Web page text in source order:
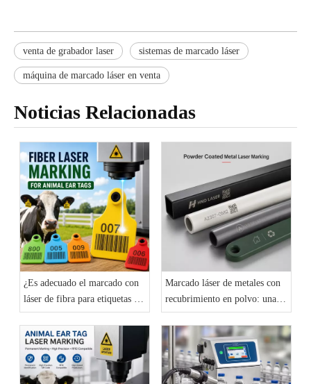
venta de grabador laser sistemas de marcado láser
máquina de marcado láser en venta
Noticias Relacionadas
¿Es adecuado el marcado con
láser de fibra para etiquetas en
las orejas de animales? Una
guía práctica para los
fabricantes
Marcado láser de metales con
recubrimiento en polvo: una
solución de identificación
permanente para productos
industriales